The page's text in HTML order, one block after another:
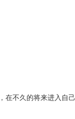
不久的将来进入自